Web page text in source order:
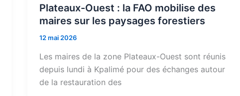
Plateaux-Ouest : la FAO mobilise des
maires sur les paysages forestiers
12 mai 2026
Les maires de la zone Plateaux-Ouest sont réunis
depuis lundi à Kpalimé pour des échanges autour
de la restauration des